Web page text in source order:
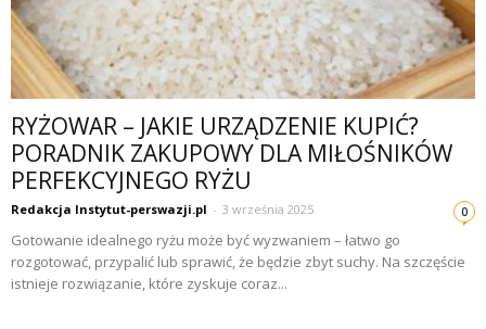
RYŻOWAR – JAKIE URZĄDZENIE KUPIĆ?
PORADNIK ZAKUPOWY DLA MIŁOŚNIKÓW
PERFEKCYJNEGO RYŻU
Redakcja Instytut-perswazji.pl - 3 września 2025 0
Gotowanie idealnego ryżu może być wyzwaniem – łatwo go
rozgotować, przypalić lub sprawić, że będzie zbyt suchy. Na szczęście
istnieje rozwiązanie, które zyskuje coraz...